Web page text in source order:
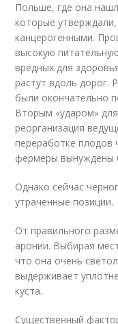
Польше, где она
которые
канцерогенными.
высокую
вредных для
растут вдоль дорог.
были окончательно
Вторым «ударом»
реорганизация
переработке плодов
фермеры вынуждены
Однако сейчас
утраченные позиции.
От правильного
аронии. Выбирая
что она очень
выдерживает
куста.
Существенный